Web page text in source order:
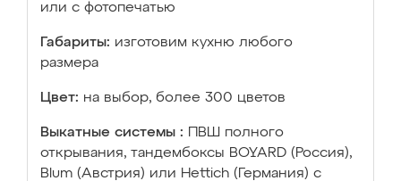
или с фотопечатью
Габариты: изготовим кухню любого
размера
Цвет: на выбор, более 300 цветов
Выкатные системы :
ПВШ полного
открывания, тандембоксы BOYARD (Россия),
Blum (Австрия) или Hettich (Германия) с